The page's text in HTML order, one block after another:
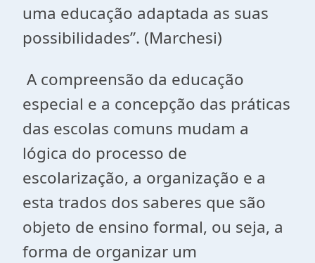
uma educação adaptada as suas
possibilidades”. (Marchesi)
A compreensão da educação
especial e a concepção das práticas
das escolas comuns mudam a
lógica do processo de
escolarização, a organização e a
esta trados dos saberes que são
objeto de ensino formal, ou seja, a
forma de organizar um